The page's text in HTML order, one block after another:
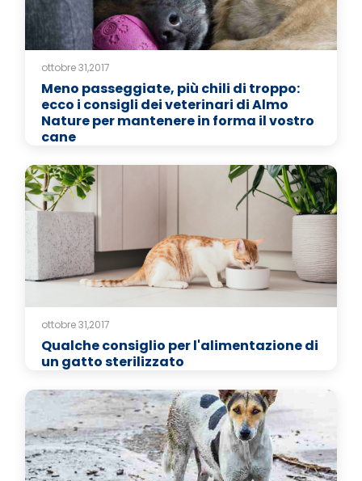
ottobre 31,2017
Meno passeggiate, più chili di troppo:
ecco i consigli dei veterinari di Almo
Nature per mantenere in forma il vostro
cane
ottobre 31,2017
Qualche consiglio per l'alimentazione di
un gatto sterilizzato